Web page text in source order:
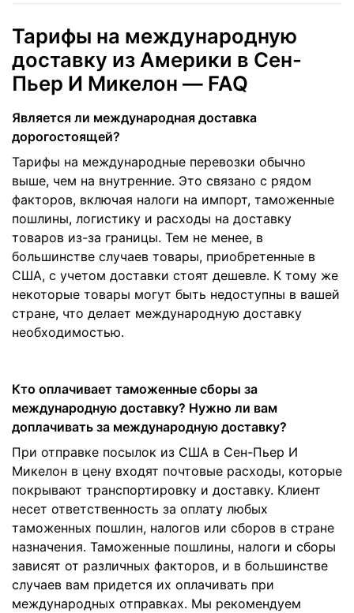
Тарифы на международную
доставку из Америки в Сен-
Пьер И Микелон — FAQ
Является ли международная доставка
дорогостоящей?
Тарифы на международные перевозки обычно
выше, чем на внутренние. Это связано с рядом
факторов, включая налоги на импорт, таможенные
пошлины, логистику и расходы на доставку
товаров из-за границы. Тем не менее, в
большинстве случаев товары, приобретенные в
США, с учетом доставки стоят дешевле. К тому же
некоторые товары могут быть недоступны в вашей
стране, что делает международную доставку
необходимостью.
Кто оплачивает таможенные сборы за
международную доставку? Нужно ли вам
доплачивать за международную доставку?
При отправке посылок из США в Сен-Пьер И
Микелон в цену входят почтовые расходы, которые
покрывают транспортировку и доставку. Клиент
несет ответственность за оплату любых
таможенных пошлин, налогов или сборов в стране
назначения. Таможенные пошлины, налоги и сборы
зависят от различных факторов, и в большинстве
случаев вам придется их оплачивать при
международных отправках. Мы рекомендуем